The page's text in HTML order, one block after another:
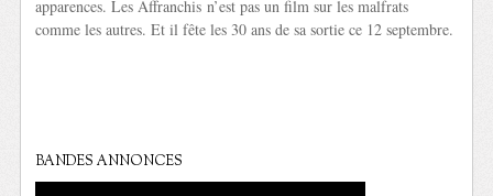
apparences. Les Affranchis n’est pas un film sur les malfrats
comme les autres. Et il fête les 30 ans de sa sortie ce 12 septembre.
BANDES ANNONCES